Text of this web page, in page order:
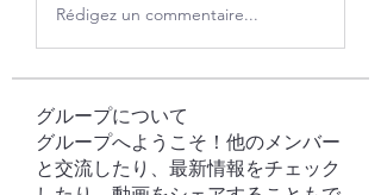
Rédigez un commentaire...
グループについて
グループへようこそ！他のメンバー
と交流したり、最新情報をチェック